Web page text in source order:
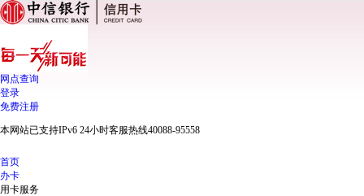
网点查询
登录
免费注册
本网站已支持IPv6 24小时客服热线40088-95558
首页
办卡
用卡服务